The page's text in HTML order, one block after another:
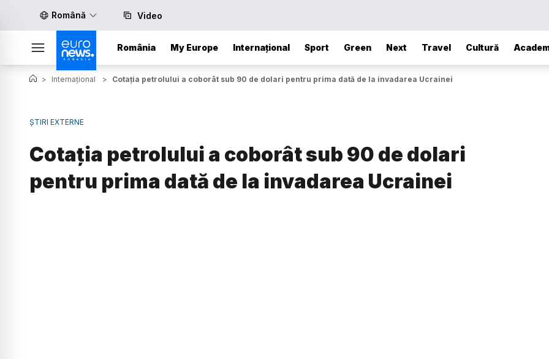
Română Video
România My Europe Internațional Sport Green Next Travel Cultură
> Internațional > Cotaţia petrolului a coborât sub 90 de dolari pentru prima dată de la invadarea Ucrainei
ȘTIRI EXTERNE
Cotaţia petrolului a coborât sub 90 de dolari
pentru prima dată de la invadarea Ucrainei